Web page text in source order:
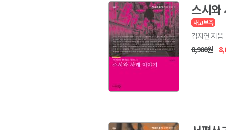
스시와
재고부족
김지연 지음
8,900원